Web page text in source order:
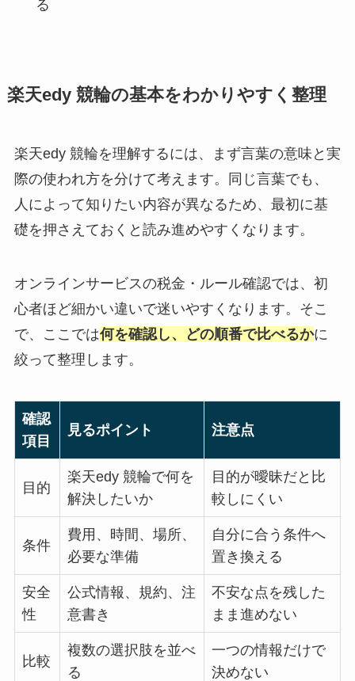
る
楽天edy 競輪の基本をわかりやすく整理
楽天edy 競輪を理解するには、まず言葉の意味と実
際の使われ方を分けて考えます。同じ言葉でも、
人によって知りたい内容が異なるため、最初に基
礎を押さえておくと読み進めやすくなります。
オンラインサービスの税金・ルール確認では、初
心者ほど細かい違いで迷いやすくなります。そこ
で、ここでは何を確認し、どの順番で比べるかに
絞って整理します。
確認
項目
見るポイント 注意点
目的
楽天edy 競輪で何を
解決したいか
目的が曖昧だと比
較しにくい
条件
費用、時間、場所、
必要な準備
自分に合う条件へ
置き換える
安全
性
公式情報、規約、注
意書き
不安な点を残した
まま進めない
比較
複数の選択肢を並べ
る
一つの情報だけで
決めない